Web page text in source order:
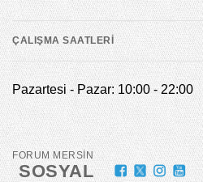
ÇALIŞMA SAATLERİ
Pazartesi - Pazar: 10:00 - 22:00
FORUM MERSİN
SOSYAL